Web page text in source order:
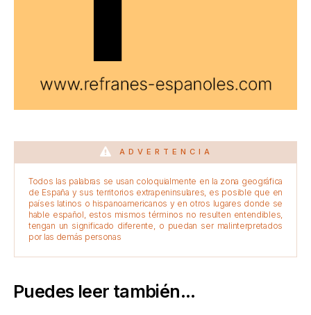
ADVERTENCIA
Todos las palabras se usan coloquialmente en la zona geográfica
de España y sus territorios extrapeninsulares, es posible que en
países latinos o hispanoamericanos y en otros lugares donde se
hable español, estos mismos términos no resulten entendibles,
tengan un significado diferente, o puedan ser malinterpretados
por las demás personas
Puedes leer también...